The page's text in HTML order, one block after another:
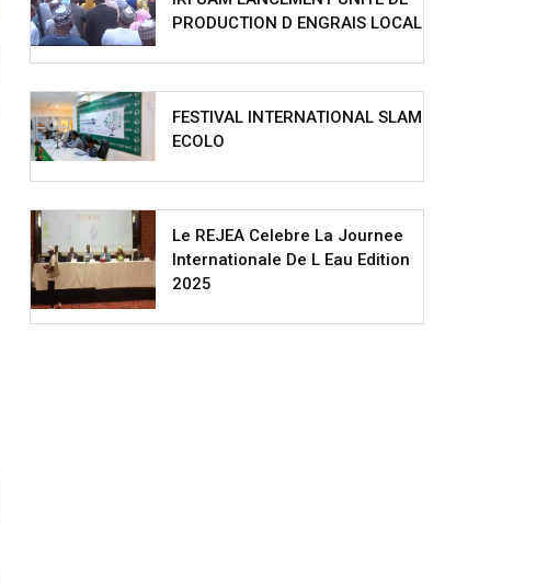
PRODUCTION D ENGRAIS LOCAL
FESTIVAL INTERNATIONAL SLAM
ECOLO
Le REJEA Celebre La Journee
Internationale De L Eau Edition
2025